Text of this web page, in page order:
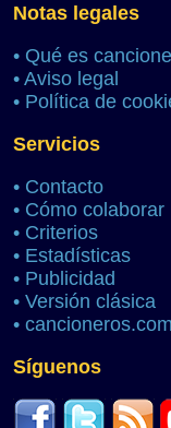
Notas legales
• Qué es
• Aviso legal
• Política de
Servicios
• Contacto
• Cómo colaborar
• Criterios
• Estadísticas
• Publicidad
• Versión clásica
•
Síguenos